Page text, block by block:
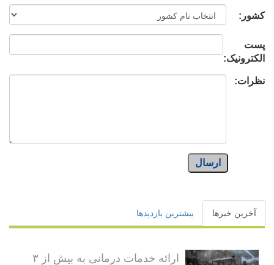
کشور:
پست
الکترونیک:
نظرات:
ارسال
آخرین خبرها بیشترین بازدیدها
ارائه خدمات درمانی به بیش از ۳